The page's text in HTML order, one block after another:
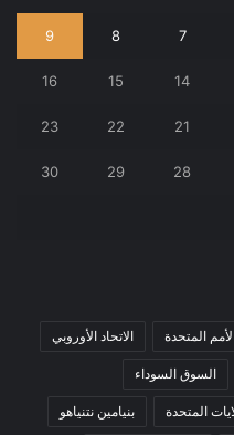
7
8
9
14
15
16
21
22
23
28
29
30
المتحدة الاتحاد الأوروبي
السوق السوداء
المتحدة بنيامين نتنياهو